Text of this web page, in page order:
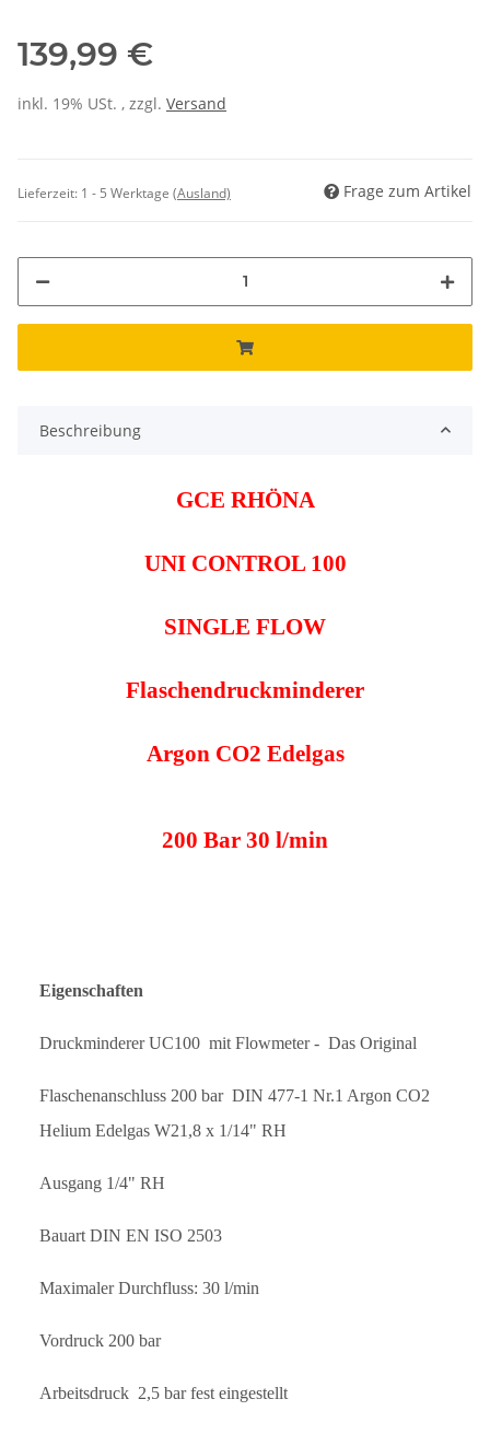
139,99 €
inkl. 19% USt. , zzgl. Versand
Lieferzeit: 1 - 5 Werktage (Ausland) Frage zum Artikel
Beschreibung
GCE RHÖNA
UNI CONTROL 100
SINGLE FLOW
Flaschendruckminderer
Argon CO2 Edelgas
200 Bar 30 l/min
Eigenschaften
Druckminderer UC100 mit Flowmeter - Das Original
Flaschenanschluss 200 bar DIN 477-1 Nr.1 Argon CO2
Helium Edelgas W21,8 x 1/14" RH
Ausgang 1/4" RH
Bauart DIN EN ISO 2503
Maximaler Durchfluss: 30 l/min
Vordruck 200 bar
Arbeitsdruck 2,5 bar fest eingestellt